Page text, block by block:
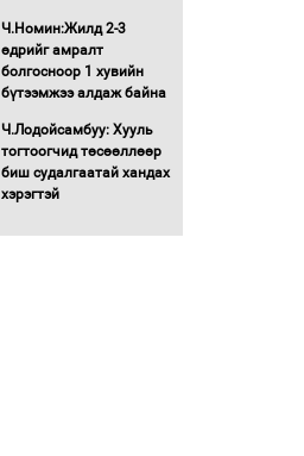
Ч.Номин:Жилд 2-3
өдрийг амралт
болгосноор 1 хувийн
бүтээмжээ алдаж байна
Ч.Лодойсамбуу: Хууль
тогтоогчид төсөөллөөр
биш судалгаатай хандах
хэрэгтэй